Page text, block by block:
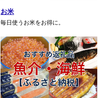
お米
毎日使うお米をお得に。